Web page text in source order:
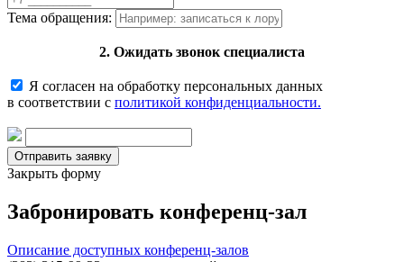
Тема обращения:
2. Ожидать звонок специалиста
Я согласен на обработку персональных данных
в соответствии с политикой конфиденциальности.
Закрыть форму
Забронировать конференц-зал
Описание доступных конференц-залов